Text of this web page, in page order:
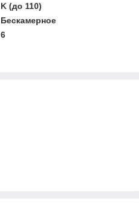
K (до 110)
Бескамерное
6